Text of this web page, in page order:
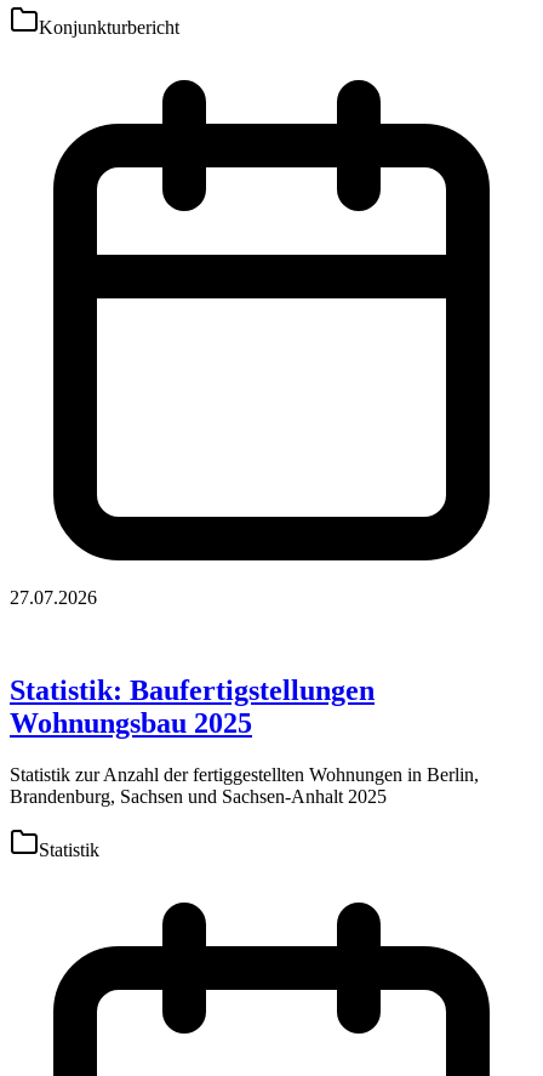
Konjunkturbericht
27.07.2026
Statistik: Baufertigstellungen
Wohnungsbau 2025
Statistik zur Anzahl der fertiggestellten Wohnungen in Berlin,
Brandenburg, Sachsen und Sachsen-Anhalt 2025
Statistik